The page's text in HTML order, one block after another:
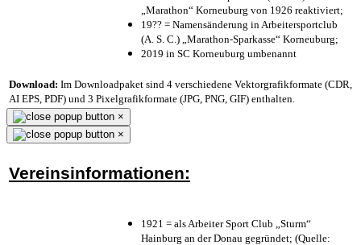
„Marathon“ Korneuburg von 1926 reaktiviert;
19?? = Namensänderung in Arbeitersportclub
(A. S. C.) „Marathon-Sparkasse“ Korneuburg;
2019 in SC Korneuburg umbenannt
Download: Im Downloadpaket sind 4 verschiedene Vektorgrafikformate (CDR,
AI EPS, PDF) und 3 Pixelgrafikformate (JPG, PNG, GIF) enthalten.
×
×
Vereinsinformationen:
1921 = als Arbeiter Sport Club „Sturm“
Hainburg an der Donau gegründet; (Quelle: